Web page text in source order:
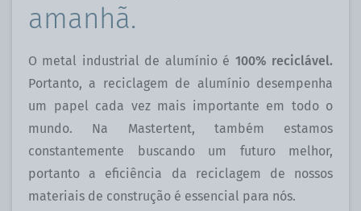
amanhã.
O metal industrial de alumínio é 100% reciclável.
Portanto, a reciclagem de alumínio desempenha
um papel cada vez mais importante em todo o
mundo. Na Mastertent, também estamos
constantemente buscando um futuro melhor,
portanto a eficiência da reciclagem de nossos
materiais de construção é essencial para nós.